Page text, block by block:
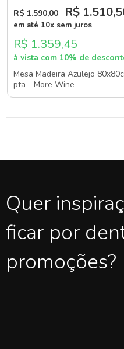
R$ 1.590,00 R$ 1.510
em até 10x sem juros
R$ 1.359,45
à vista com 10% de
Mesa Madeira Azulejo
pta - More Wine
Quer
ficar por
promoções?